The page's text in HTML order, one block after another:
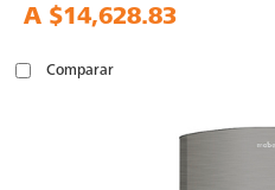
A $14,628.83
Comparar